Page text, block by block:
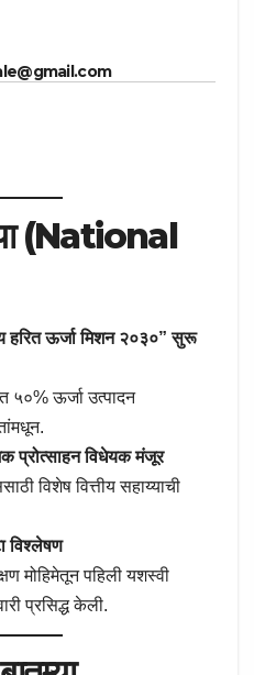
(National
हरित ऊर्जा मिशन २०३०” सुरू
५०% ऊर्जा उत्पादन
प्रोत्साहन विधेयक मंजूर
विशेष वित्तीय सहाय्याची
विश्लेषण
मोहिमेतून पहिली यशस्वी
प्रसिद्ध केली.